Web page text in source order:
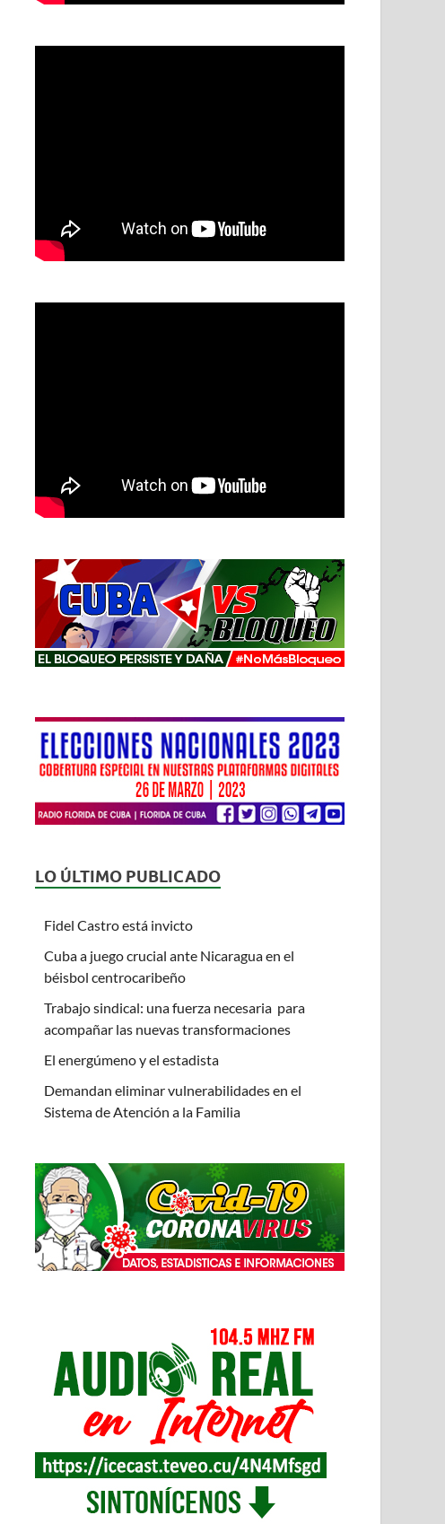
LO ÚLTIMO PUBLICADO
Fidel Castro está invicto
Cuba a juego crucial ante Nicaragua en el
béisbol centrocaribeño
Trabajo sindical: una fuerza necesaria para
acompañar las nuevas transformaciones
El energúmeno y el estadista
Demandan eliminar vulnerabilidades en el
Sistema de Atención a la Familia